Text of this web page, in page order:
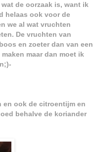
de oorzaak is, want ik
helaas ook voor de
we al wat vruchten
De vruchten van
en zoeter dan van een
maar dan moet ik
en ook de citroentijm en
behalve de koriander